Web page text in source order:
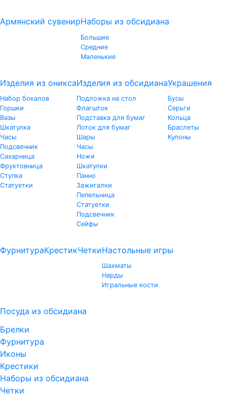
Армянский сувенирНаборы из обсидиана
Большие
Средние
Маленькие
Изделия из оникса
Набор бокалов
Горшки
Вазы
Шкатулка
Часы
Подсвечник
Сахарница
Фруктовница
Ступка
Статуетки
Изделия из обсидиана
Подложка на стол
Флагшток
Подставка для бумаг
Лоток для бумаг
Шары
Часы
Ножи
Шкатулки
Панно
Зажигалки
Пепельница
Статуетки
Подсвечник
Сейфы
Украшения
Бусы
Серьги
Кольца
Браслеты
Кулоны
ФурнитураКрестикЧеткиНастольные игры
Шахматы
Нарды
Игральные кости
Посуда из обсидиана
Брелки
Фурнитура
Иконы
Крестики
Наборы из обсидиана
Четки